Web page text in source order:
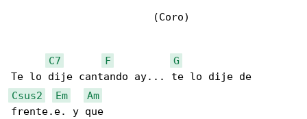
                       (Coro)
C7 F
G
Csus2
Em
Am
frente.e. y que